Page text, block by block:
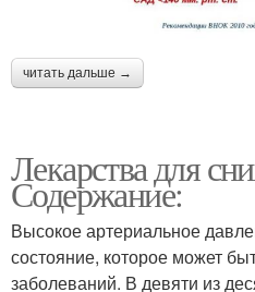
читать дальше →
Лекарства для
Содержание:
Высокое артериальное
состояние, которое может
заболеваний. В девяти из